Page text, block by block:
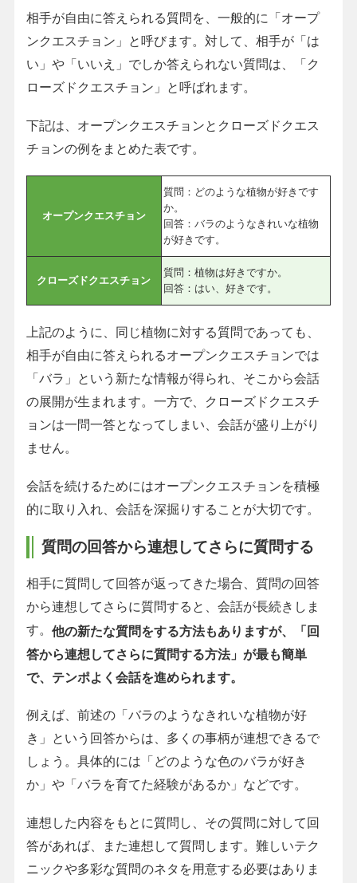
相手が自由に答えられる質問を、一般的に「オープ
ンクエスチョン」と呼びます。対して、相手が「は
い」や「いいえ」でしか答えられない質問は、「ク
ローズドクエスチョン」と呼ばれます。
下記は、オープンクエスチョンとクローズドクエス
チョンの例をまとめた表です。
オープンクエスチョン
質問：どのような植物が好きです
か。
回答：バラのようなきれいな植物
が好きです。
クローズドクエスチョン
質問：植物は好きですか。
回答：はい、好きです。
上記のように、同じ植物に対する質問であっても、
相手が自由に答えられるオープンクエスチョンでは
「バラ」という新たな情報が得られ、そこから会話
の展開が生まれます。一方で、クローズドクエスチ
ョンは一問一答となってしまい、会話が盛り上がり
ません。
会話を続けるためにはオープンクエスチョンを積極
的に取り入れ、会話を深掘りすることが大切です。
質問の回答から連想してさらに質問する
相手に質問して回答が返ってきた場合、質問の回答
から連想してさらに質問すると、会話が長続きしま
す。 他の新たな質問をする方法もありますが、「回
答から連想してさらに質問する方法」が最も簡単
で、テンポよく会話を進められます。
例えば、前述の「バラのようなきれいな植物が好
き」という回答からは、多くの事柄が連想できるで
しょう。具体的には「どのような色のバラが好き
か」や「バラを育てた経験があるか」などです。
連想した内容をもとに質問し、その質問に対して回
答があれば、また連想して質問します。難しいテク
ニックや多彩な質問のネタを用意する必要はありま